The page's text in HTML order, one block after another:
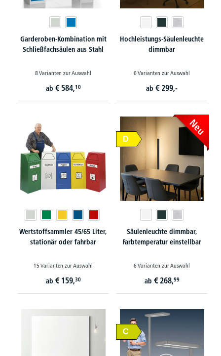
Garderoben-Kombination mit
Schließfachsäulen aus Stahl
8 Varianten zur Auswahl
ab € 584,10
Hochleistungs-Säulenleuchte
dimmbar
6 Varianten zur Auswahl
ab € 299,-
Wertstoffsammler 45/65 Liter,
stationär oder fahrbar
15 Varianten zur Auswahl
ab € 159,30
D
Neu
Säulenleuchte dimmbar,
Farbtemperatur einstellbar
6 Varianten zur Auswahl
ab € 268,99
C